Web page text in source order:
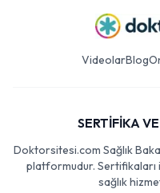
VideolarBlog
SERTİFİKA
Doktorsitesi.com Sağlık
platformudur. Sertifikaları
sağlık